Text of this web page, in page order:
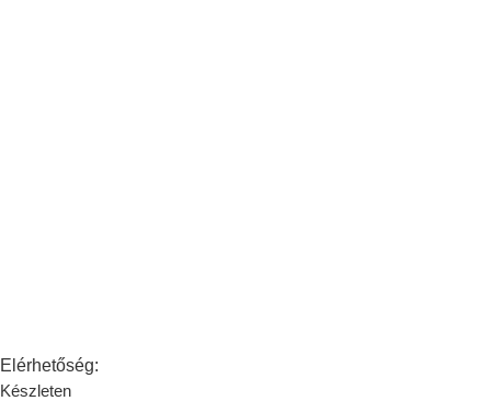
Elérhetőség:
Készleten